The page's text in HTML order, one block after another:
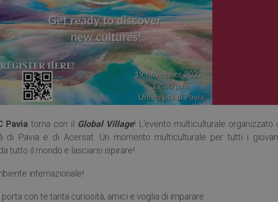
Pavia torna con il Global Village! L’evento multiculturale organizzato
di Pavia e di Acersat. Un momento multiculturale per tutti i
tutto il mondo e lasciarsi ispirare!
internazionale!
con te tanta curiosità, amici e voglia di imparare.